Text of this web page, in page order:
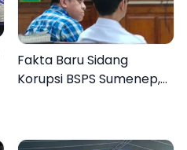
Fakta Baru Sidang
Korupsi BSPS Sumenep,